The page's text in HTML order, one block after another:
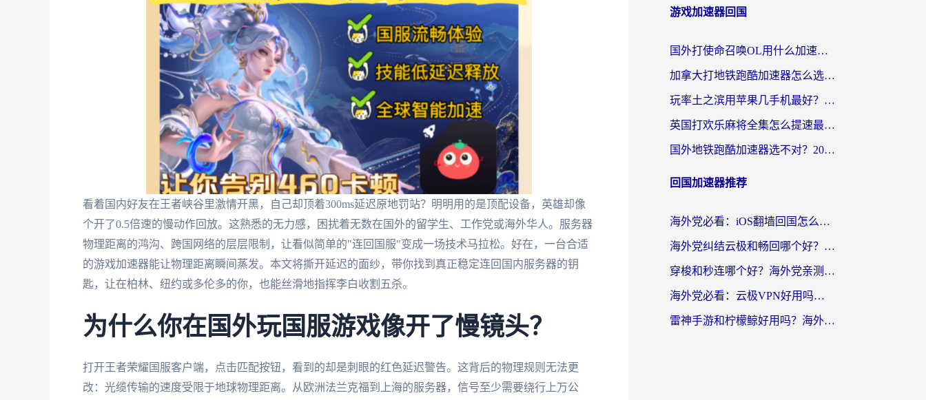
看着国内好友在王者峡谷里激情开黑，自己却顶着300ms延迟原地罚站？明明用的是顶配设备，英雄却像
个开了0.5倍速的慢动作回放。这熟悉的无力感，困扰着无数在国外的留学生、工作党或海外华人。服务器
物理距离的鸿沟、跨国网络的层层限制，让看似简单的"连回国服"变成一场技术马拉松。好在，一台合适
的游戏加速器能让物理距离瞬间蒸发。本文将撕开延迟的面纱，带你找到真正稳定连回国内服务器的钥
匙，让在柏林、纽约或多伦多的你，也能丝滑地指挥李白收割五杀。
为什么你在国外玩国服游戏像开了慢镜头？
打开王者荣耀国服客户端，点击匹配按钮，看到的却是刺眼的红色延迟警告。这背后的物理规则无法更
改：光缆传输的速度受限于地球物理距离。从欧洲法兰克福到上海的服务器，信号至少需要绕行上万公
游戏加速器回国
国外打使命召唤OL用什么加速器最好？海外玩家国服畅玩全攻略（附小众游戏加速技巧）
加拿大打地铁跑酷加速器怎么选？2026海外玩家实测指南（附王国纪元保卫萝卜3加速技巧）
玩率土之滨用苹果几手机最好？海外党必看的国服游戏加速+设备选择指南
英国打欢乐麻将全集怎么提速最快？海外党亲测有效的国服游戏加速指南
国外地铁跑酷加速器选不对？2026海外玩家必看的国服游戏加速全攻略
回国加速器推荐
海外党必看：iOS翻墙回国怎么选？一篇搞定无缝访问国内资源
海外党纠结云极和畅回哪个好？一篇讲透回国加速器怎么选（附避坑指南）
穿梭和秒连哪个好？海外党亲测3款回国加速器，教你在国外正常浏览国内网站
海外党必看：云极VPN好用吗？和GoLinkVPN对比哪个回国效果更好？附真实体验指南
雷神手游和柠檬鲸好用吗？海外党亲测3款回国加速器，教你避开破解VPN坑